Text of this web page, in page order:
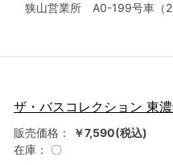
狭山営業所 A0-199号車（
ザ・バスコレクション 東
販売価格：
￥7,590(税込)
在庫：
〇